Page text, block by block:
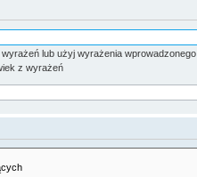
lub użyj wyrażenia wprowadzonego
z wyrażeń